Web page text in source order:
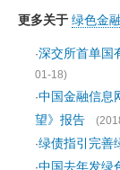
更多关于 绿色金
·深交所首单国
01-18)
·中国金融信息
望》报告
·绿债指引完善
·中国去年发绿